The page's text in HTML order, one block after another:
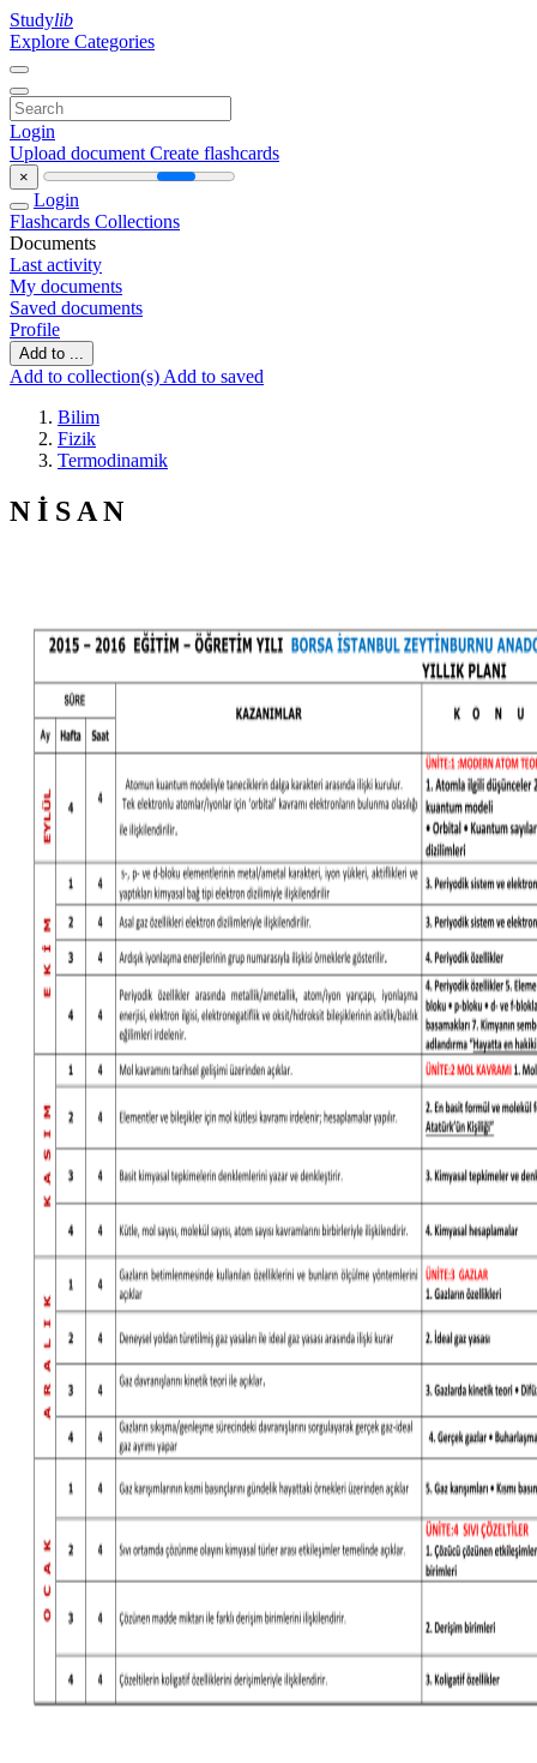
Studylib
Explore Categories
Login
Upload document Create flashcards
×
Login
Flashcards Collections
Documents
Last activity
My documents
Saved documents
Profile
Add to ...
Add to collection(s) Add to saved
Bilim
Fizik
Termodinamik
N İ S A N